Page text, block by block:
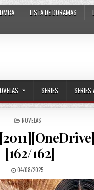
DMCA LISTA DE DORAMAS
SERIES SERIES
POSTED IN
NOVELAS
[162/162]
PUBLISHED DATE:
04/08/2025